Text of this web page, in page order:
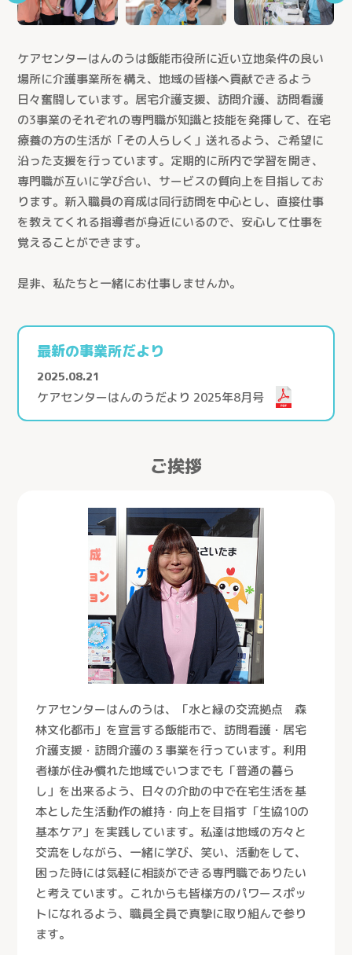
ケアセンターはんのうは飯能市役所に近い立地条件の良い
場所に介護事業所を構え、地域の皆様へ貢献できるよう
日々奮闘しています。居宅介護支援、訪問介護、訪問看護
の3事業のそれぞれの専門職が知識と技能を発揮して、在宅
療養の方の生活が「その人らしく」送れるよう、ご希望に
沿った支援を行っています。定期的に所内で学習を開き、
専門職が互いに学び合い、サービスの質向上を目指してお
ります。新入職員の育成は同行訪問を中心とし、直接仕事
を教えてくれる指導者が身近にいるので、安心して仕事を
覚えることができます。
是非、私たちと一緒にお仕事しませんか。
最新の事業所だより
2025.08.21
ケアセンターはんのうだより 2025年8月号
ご挨拶
ケアセンターはんのうは、「水と緑の交流拠点 森
林文化都市」を宣言する飯能市で、訪問看護・居宅
介護支援・訪問介護の３事業を行っています。利用
者様が住み慣れた地域でいつまでも「普通の暮ら
し」を出来るよう、日々の介助の中で在宅生活を基
本とした生活動作の維持・向上を目指す「生協10の
基本ケア」を実践しています。私達は地域の方々と
交流をしながら、一緒に学び、笑い、活動をして、
困った時には気軽に相談ができる専門職でありたい
と考えています。これからも皆様方のパワースポッ
トになれるよう、職員全員で真摯に取り組んで参り
ます。